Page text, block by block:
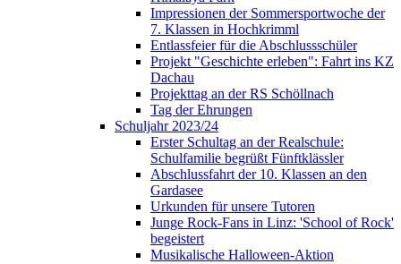
Impressionen der Sommersportwoche der
7. Klassen in Hochkrimml
Entlassfeier für die Abschlussschüler
Projekt "Geschichte erleben": Fahrt ins KZ
Dachau
Projekttag an der RS Schöllnach
Tag der Ehrungen
Schuljahr 2023/24
Erster Schultag an der Realschule:
Schulfamilie begrüßt Fünftklässler
Abschlussfahrt der 10. Klassen an den
Gardasee
Urkunden für unsere Tutoren
Junge Rock-Fans in Linz: 'School of Rock'
begeistert
Musikalische Halloween-Aktion